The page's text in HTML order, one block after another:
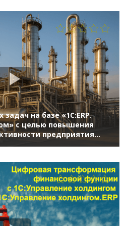
на базе «1С:ERP.
с целью повышения
предприятия
1С:ERP онлайн 17